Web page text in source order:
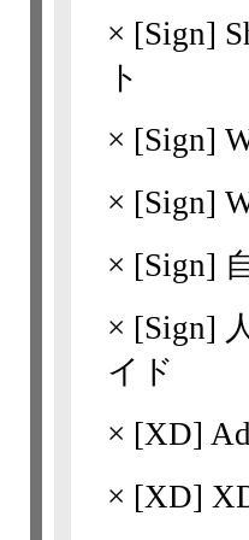
× [Sign]
ト
× [Sign]
× [Sign]
× [Sign]
× [Sign]
イド
× [XD]
× [XD]